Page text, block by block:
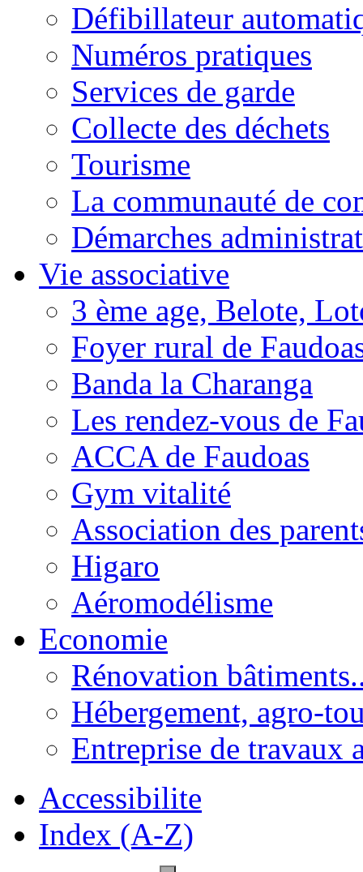
Défibillateur
Numéros pratiques
Services de garde
Collecte des déchets
Tourisme
La communauté de
Démarches
Vie associative
3 ème age, Belote,
Foyer rural de
Banda la Charanga
Les rendez-vous de
ACCA de Faudoas
Gym vitalité
Association des
Higaro
Aéromodélisme
Economie
Rénovation
Hébergement, agro-
Entreprise de travaux
Accessibilite
Index (A-Z)